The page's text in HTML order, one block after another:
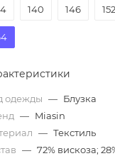
140 146 152
одежды — Блузка
— Miasin
— Текстиль
— 72% вискоза;